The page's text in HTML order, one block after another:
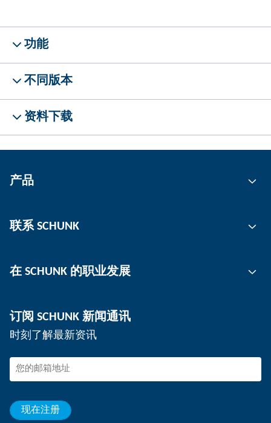
功能
不同版本
资料下载
产品
抓取技术
工件夹持
联系 SCHUNK
工作地点
活动
SCHUNK – 检举系统
在 SCHUNK 的职业发展
在 SCHUNK 工作
年轻的专业人员
见习生
订阅 SCHUNK 新闻通讯
时刻了解最新资讯
现在注册